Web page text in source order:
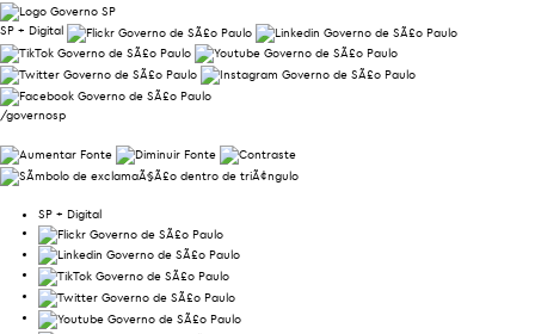
SP + Digital
/governosp
SP + Digital